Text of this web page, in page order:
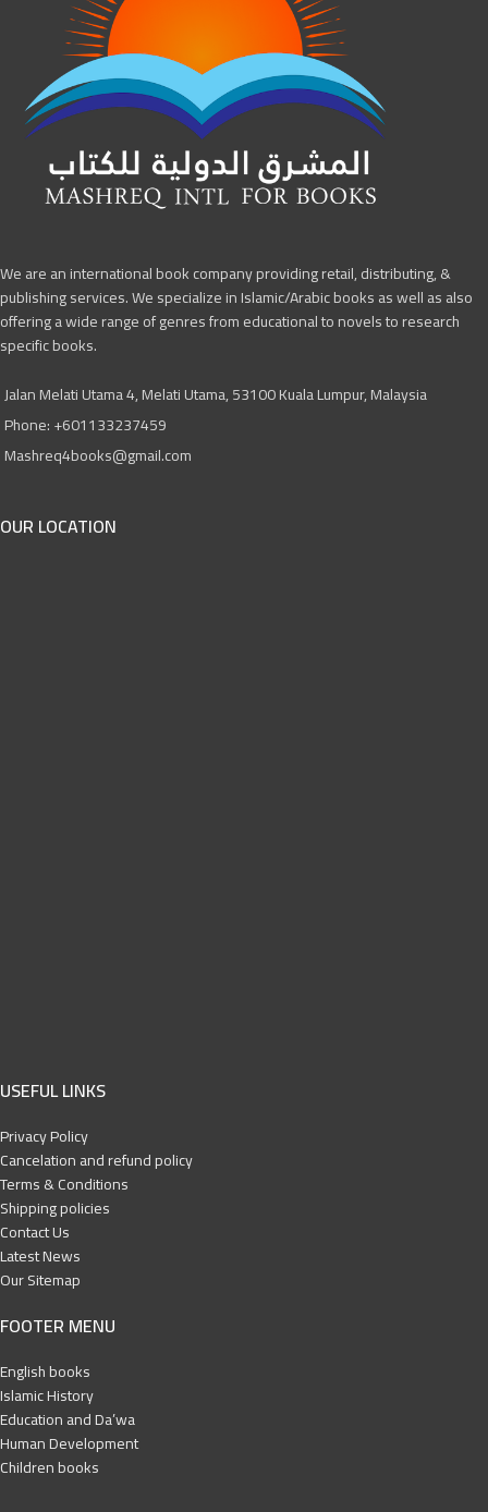
We are an international book company providing retail, distributing, &
publishing services. We specialize in Islamic/Arabic books as well as also
offering a wide range of genres from educational to novels to research
specific books.
Jalan Melati Utama 4, Melati Utama, 53100 Kuala Lumpur, Malaysia
Phone: +601133237459
Mashreq4books@gmail.com
OUR LOCATION
USEFUL LINKS
Privacy Policy
Cancelation and refund policy
Terms & Conditions
Shipping policies
Contact Us
Latest News
Our Sitemap
FOOTER MENU
English books
Islamic History
Education and Da’wa
Human Development
Children books